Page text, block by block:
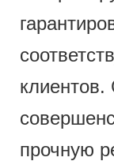
прочную